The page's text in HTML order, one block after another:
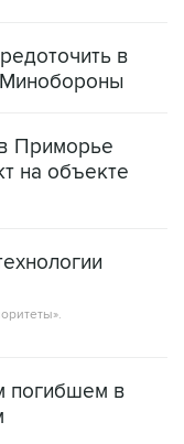
в
Приморье
на объекте
погибшем в